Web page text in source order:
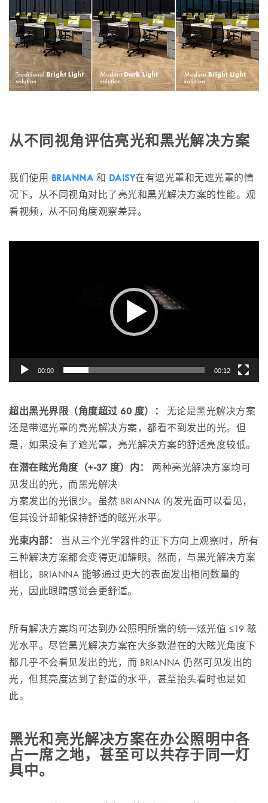
从不同视角评估亮光和黑光解决方案
我们使用 BRIANNA 和 DAISY在有遮光罩和无遮光罩的情
况下，从不同视角对比了亮光和黑光解决方案的性能。观
看视频，从不同角度观察差异。
00:00 00:12
超出黑光界限（角度超过 60 度）：
无论是黑光解决方案
还是带遮光罩的亮光解决方案，都看不到发出的光。但
是，如果没有了遮光罩，亮光解决方案的舒适亮度较低。
在潜在眩光角度（+-37 度）内：
两种亮光解决方案均可
见发出的光，而黑光解决
方案发出的光很少。虽然 BRIANNA 的发光面可以看见，
但其设计却能保持舒适的眩光水平。
光束内部：
当从三个光学器件的正下方向上观察时，所有
三种解决方案都会变得更加耀眼。然而，与黑光解决方案
相比，BRIANNA 能够通过更大的表面发出相同数量的
光，因此眼睛感觉会更舒适。
所有解决方案均可达到办公照明所需的统一炫光值 ≤19 眩
光水平。尽管黑光解决方案在大多数潜在的大眩光角度下
都几乎不会看见发出的光，而 BRIANNA 仍然可见发出的
光，但其亮度达到了舒适的水平，甚至抬头看时也是如
此。
黑光和亮光解决方案在办公照明中各
占一席之地，甚至可以共存于同一灯
具中。